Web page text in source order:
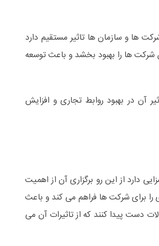
ها و سازمان ها تاثیر مستقیم دارد
شرکت ها را بهبود بخشد و باعث توسعه
آن در بهبود روابط تجاری و افزایش
دارد از این رو برگزاری آن از اهمیت
برای شرکت ها فراهم می کند و باعث
دست پیدا کنند که از تاثیرات آن می